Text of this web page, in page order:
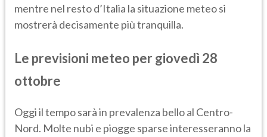
mentre nel resto d’Italia la situazione meteo si
mostrerà decisamente più tranquilla.
Le previsioni meteo per giovedì 28
ottobre
Oggi il tempo sarà in prevalenza bello al Centro-
Nord. Molte nubi e piogge sparse interesseranno la